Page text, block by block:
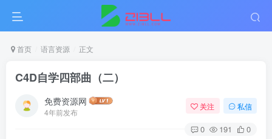
首页 语言资源 正文
C4D自学四部曲（二）
免费资源网
4年前发布
关注 私信
0 191 0